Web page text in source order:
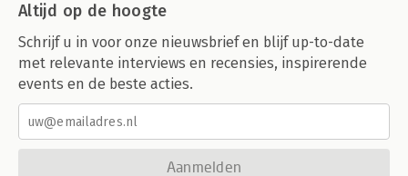
Altijd op de hoogte
Schrijf u in voor onze nieuwsbrief en blijf up-to-date
met relevante interviews en recensies, inspirerende
events en de beste acties.
Aanmelden